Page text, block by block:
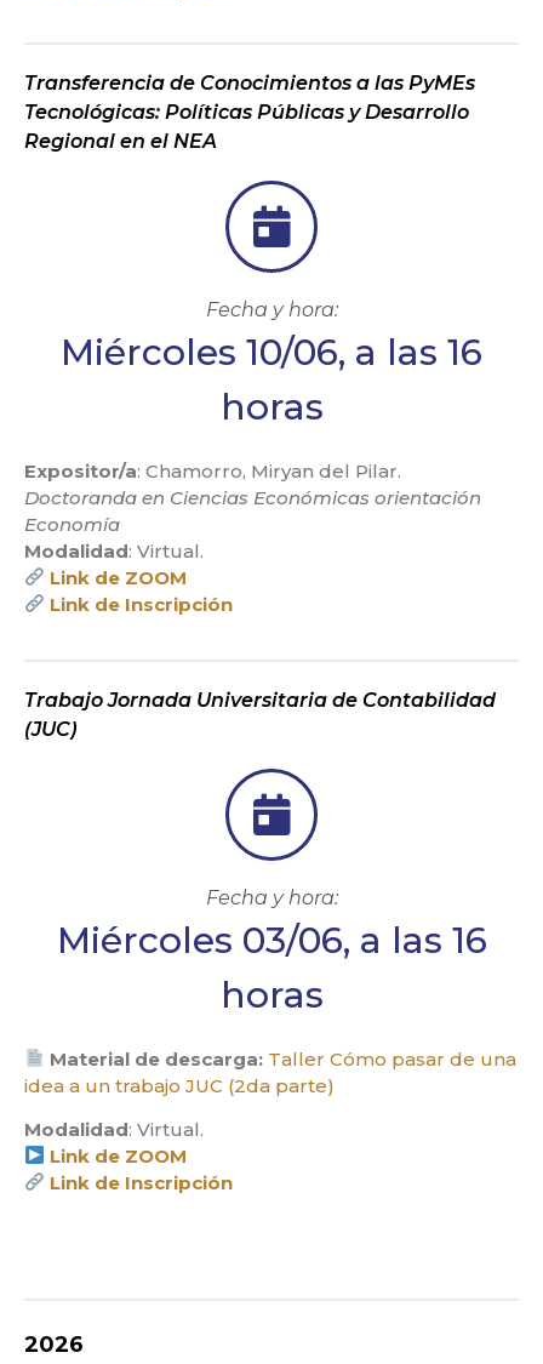
Transferencia de Conocimientos a las PyMEs
Tecnológicas: Políticas Públicas y Desarrollo
Regional en el NEA
Fecha y hora:
Miércoles 10/06, a las 16
horas
Expositor/a: Chamorro, Miryan del Pilar.
Doctoranda en Ciencias Económicas orientación
Economía
Modalidad: Virtual.
Link de ZOOM
Link de Inscripción
Trabajo Jornada Universitaria de Contabilidad
(JUC)
Fecha y hora:
Miércoles 03/06, a las 16
horas
Material de descarga: Taller Cómo pasar de una
idea a un trabajo JUC (2da parte)
Modalidad: Virtual.
Link de ZOOM
Link de Inscripción
2026